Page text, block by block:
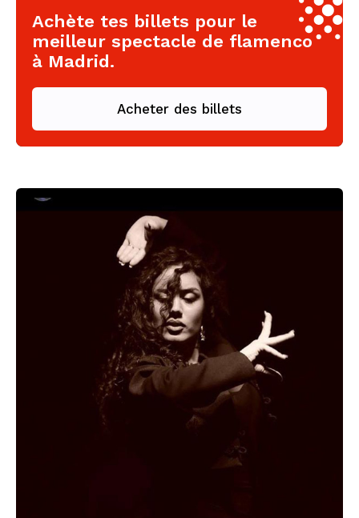
Achète tes billets pour le
meilleur spectacle de flamenco
à Madrid.
Acheter des billets